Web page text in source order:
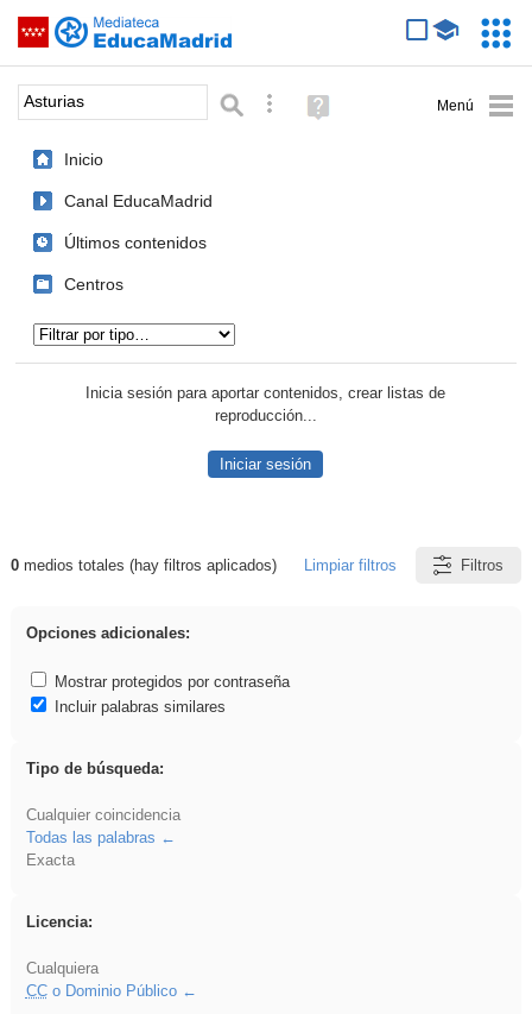
Saltar navegación
Palabra o frase: Búsqueda avanzada
Ayuda
(en
Inicio
Canal EducaMadrid
Últimos contenidos
Centros
Inicia sesión para aportar contenidos, crear listas de
reproducción...
Iniciar sesión
Resultados de: Asturias
0medios totales (hay filtros aplicados) Limpiar filtros Filtros
Opciones adicionales:
Mostrar protegidos por contraseña
Incluir palabras similares
Tipo de búsqueda:
Cualquier coincidencia
Todas las palabras
Exacta
Licencia:
Cualquiera
CCo Dominio Público